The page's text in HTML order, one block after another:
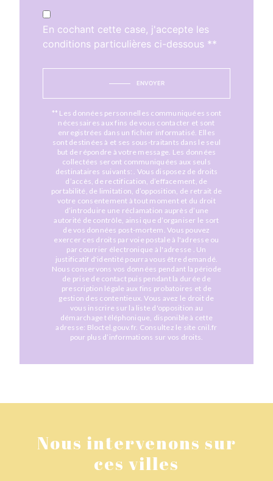
En cochant cette case, j'accepte les
conditions particulières ci-dessous **
ENVOYER
** Les données personnelles communiquées sont
nécessaires aux fins de vous contacter et sont
enregistrées dans un fichier informatisé. Elles
sont destinées à et ses sous-traitants dans le seul
but de répondre à votre message. Les données
collectées seront communiquées aux seuls
destinataires suivants: . Vous disposez de droits
d’accès, de rectification, d’effacement, de
portabilité, de limitation, d’opposition, de retrait de
votre consentement à tout moment et du droit
d’introduire une réclamation auprès d’une
autorité de contrôle, ainsi que d’organiser le sort
de vos données post-mortem. Vous pouvez
exercer ces droits par voie postale à l'adresse ou
par courrier électronique à l'adresse . Un
justificatif d'identité pourra vous être demandé.
Nous conservons vos données pendant la période
de prise de contact puis pendant la durée de
prescription légale aux fins probatoires et de
gestion des contentieux. Vous avez le droit de
vous inscrire sur la liste d'opposition au
démarchage téléphonique, disponible à cette
adresse: Bloctel.gouv.fr. Consultez le site cnil.fr
pour plus d’informations sur vos droits.
Nous intervenons sur
ces villes